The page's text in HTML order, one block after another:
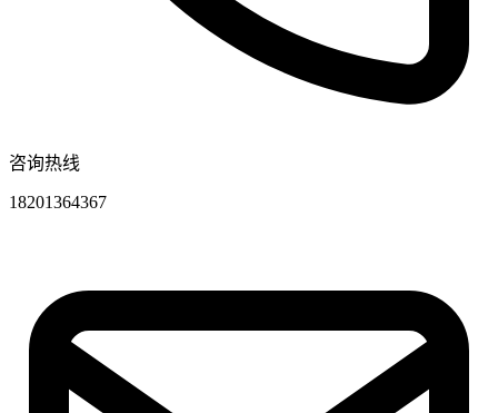
咨询热线
18201364367